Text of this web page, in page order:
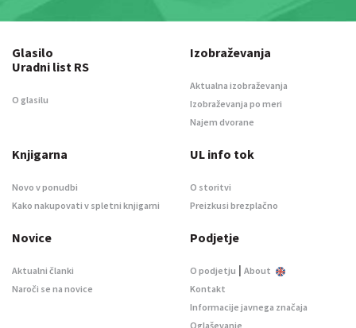
Glasilo
Uradni list RS
O glasilu
Izobraževanja
Aktualna izobraževanja
Izobraževanja po meri
Najem dvorane
Knjigarna
Novo v ponudbi
Kako nakupovati v spletni knjigarni
UL info tok
O storitvi
Preizkusi brezplačno
Novice
Aktualni članki
Naroči se na novice
Podjetje
O podjetju | About
Kontakt
Informacije javnega značaja
Oglaševanje